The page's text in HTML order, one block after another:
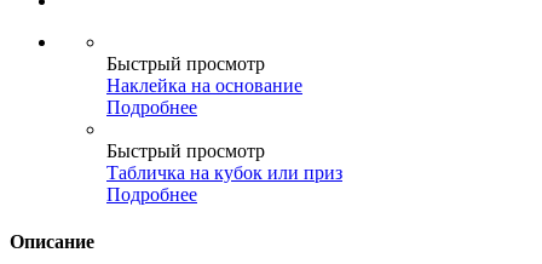
Быстрый просмотр
Наклейка на основание
Подробнее
Быстрый просмотр
Табличка на кубок или приз
Подробнее
Описание